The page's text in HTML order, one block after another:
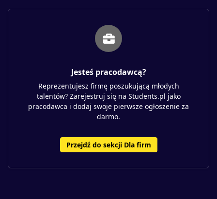
Jesteś pracodawcą?
Reprezentujesz firmę poszukującą młodych
talentów? Zarejestruj się na Students.pl jako
pracodawca i dodaj swoje pierwsze ogłoszenie za
darmo.
Przejdź do sekcji Dla firm